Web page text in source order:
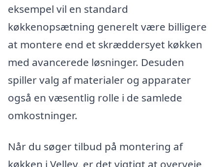
eksempel vil en standard
køkkenopsætning generelt være billigere
at montere end et skræddersyet køkken
med avancerede løsninger. Desuden
spiller valg af materialer og apparater
også en væsentlig rolle i de samlede
omkostninger.
Når du søger tilbud på montering af
køkken i Vellev, er det vigtigt at overveje